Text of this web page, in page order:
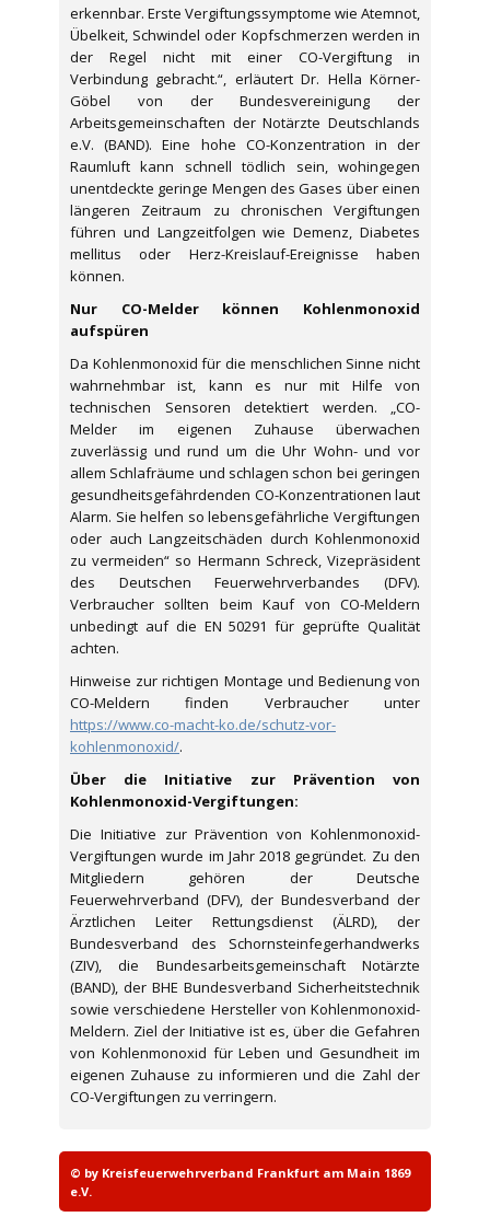
erkennbar. Erste Vergiftungssymptome wie Atemnot,
Übelkeit, Schwindel oder Kopfschmerzen werden in
der Regel nicht mit einer CO-Vergiftung in
Verbindung gebracht.“, erläutert Dr. Hella Körner-
Göbel von der Bundesvereinigung der
Arbeitsgemeinschaften der Notärzte Deutschlands
e.V. (BAND). Eine hohe CO-Konzentration in der
Raumluft kann schnell tödlich sein, wohingegen
unentdeckte geringe Mengen des Gases über einen
längeren Zeitraum zu chronischen Vergiftungen
führen und Langzeitfolgen wie Demenz, Diabetes
mellitus oder Herz-Kreislauf-Ereignisse haben
können.
Nur CO-Melder können Kohlenmonoxid
aufspüren
Da Kohlenmonoxid für die menschlichen Sinne nicht
wahrnehmbar ist, kann es nur mit Hilfe von
technischen Sensoren detektiert werden. „CO-
Melder im eigenen Zuhause überwachen
zuverlässig und rund um die Uhr Wohn- und vor
allem Schlafräume und schlagen schon bei geringen
gesundheitsgefährdenden CO-Konzentrationen laut
Alarm. Sie helfen so lebensgefährliche Vergiftungen
oder auch Langzeitschäden durch Kohlenmonoxid
zu vermeiden“ so Hermann Schreck, Vizepräsident
des Deutschen Feuerwehrverbandes (DFV).
Verbraucher sollten beim Kauf von CO-Meldern
unbedingt auf die EN 50291 für geprüfte Qualität
achten.
Hinweise zur richtigen Montage und Bedienung von
CO-Meldern finden Verbraucher unter
https://www.co-macht-ko.de/schutz-vor-
kohlenmonoxid/.
Über die Initiative zur Prävention von
Kohlenmonoxid-Vergiftungen:
Die Initiative zur Prävention von Kohlenmonoxid-
Vergiftungen wurde im Jahr 2018 gegründet. Zu den
Mitgliedern gehören der Deutsche
Feuerwehrverband (DFV), der Bundesverband der
Ärztlichen Leiter Rettungsdienst (ÄLRD), der
Bundesverband des Schornsteinfegerhandwerks
(ZIV), die Bundesarbeitsgemeinschaft Notärzte
(BAND), der BHE Bundesverband Sicherheitstechnik
sowie verschiedene Hersteller von Kohlenmonoxid-
Meldern. Ziel der Initiative ist es, über die Gefahren
von Kohlenmonoxid für Leben und Gesundheit im
eigenen Zuhause zu informieren und die Zahl der
CO-Vergiftungen zu verringern.
© by Kreisfeuerwehrverband Frankfurt am Main 1869
e.V.